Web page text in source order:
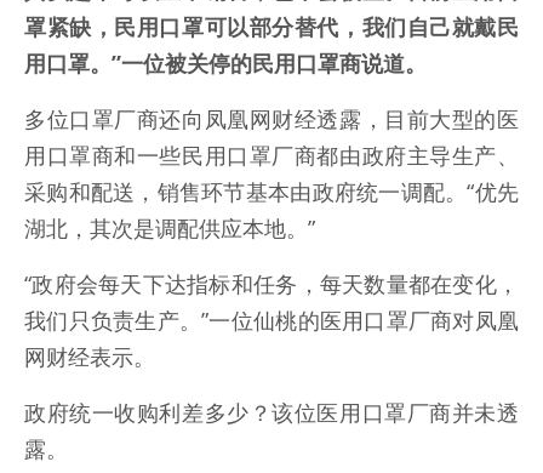
罩紧缺，民用口罩可以部分替代，我们自己就戴民
用口罩。”一位被关停的民用口罩商说道。
多位口罩厂商还向凤凰网财经透露，目前大型的医
用口罩商和一些民用口罩厂商都由政府主导生产、
采购和配送，销售环节基本由政府统一调配。“优先
湖北，其次是调配供应本地。”
“政府会每天下达指标和任务，每天数量都在变化，
我们只负责生产。”一位仙桃的医用口罩厂商对凤凰
网财经表示。
政府统一收购利差多少？该位医用口罩厂商并未透
露。